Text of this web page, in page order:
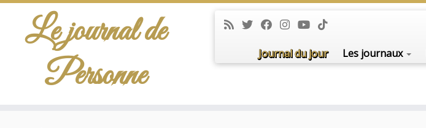
Le journal de
Personne
Journal du jour Les journaux